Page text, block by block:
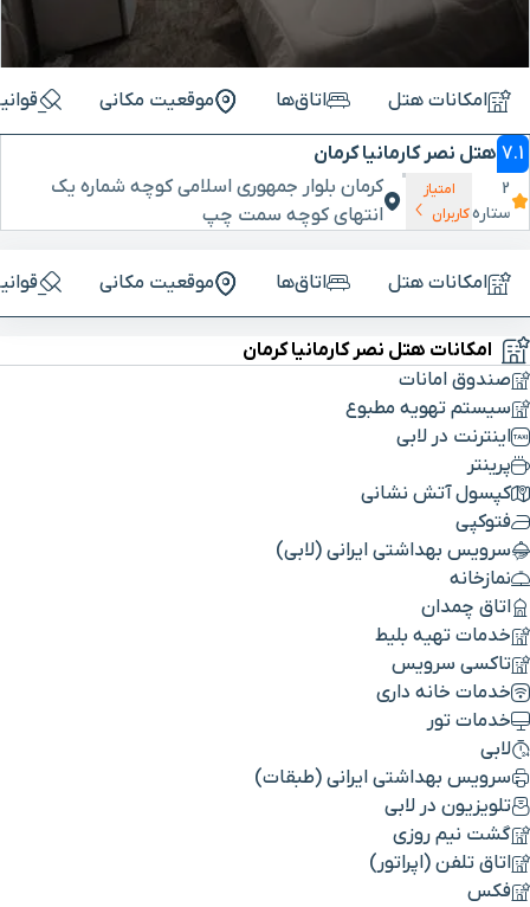
امکانات هتل اتاق‌ها موقعیت مکانی
7.1 هتل نصر کارمانیا کرمان
2
ستاره
امتیاز
کاربران
کرمان بلوار جمهوری اسلامی کوچه شماره یک
انتهای کوچه سمت چپ
امکانات هتل اتاق‌ها موقعیت مکانی
امکانات هتل نصر کارمانیا کرمان
صندوق امانات
سیستم تهویه مطبوع
اینترنت در لابی
پرینتر
کپسول آتش نشانی
فتوکپی
سرویس بهداشتی ایرانی (لابی)
نمازخانه
اتاق چمدان
خدمات تهیه بلیط
تاکسی سرویس
خدمات خانه داری
خدمات تور
لابی
سرویس بهداشتی ایرانی (طبقات)
تلویزیون در لابی
گشت نیم روزی
اتاق تلفن (اپراتور)
فکس